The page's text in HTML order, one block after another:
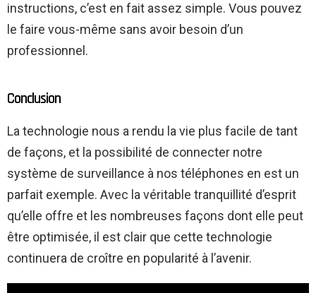
instructions, c’est en fait assez simple. Vous pouvez
le faire vous-même sans avoir besoin d’un
professionnel.
Conclusion
La technologie nous a rendu la vie plus facile de tant
de façons, et la possibilité de connecter notre
système de surveillance à nos téléphones en est un
parfait exemple. Avec la véritable tranquillité d’esprit
qu’elle offre et les nombreuses façons dont elle peut
être optimisée, il est clair que cette technologie
continuera de croître en popularité à l’avenir.